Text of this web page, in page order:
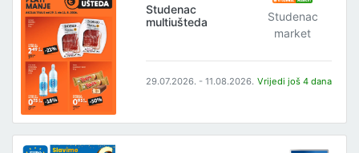
Studenac
multiušteda
Studenac
market
29.07.2026. - 11.08.2026. Vrijedi još 4 dana